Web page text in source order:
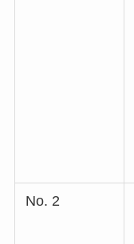
No. 2